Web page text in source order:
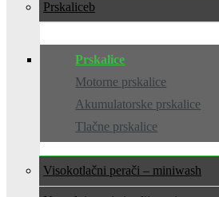
Prskalice
Prskalice
Motorne prskalice
Akumulatorske prskalice
Tlačne prskalice
Visokotlačni perači – miniwash